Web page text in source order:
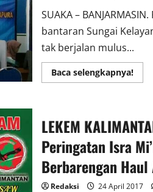
SUAKA –
bantaran Sungai
tak berjalan mulus...
Baca selengkapnya!Read
more
di
LEKEM
Peringatan Isra
Berbarengan
Redaksi 24 April 2017